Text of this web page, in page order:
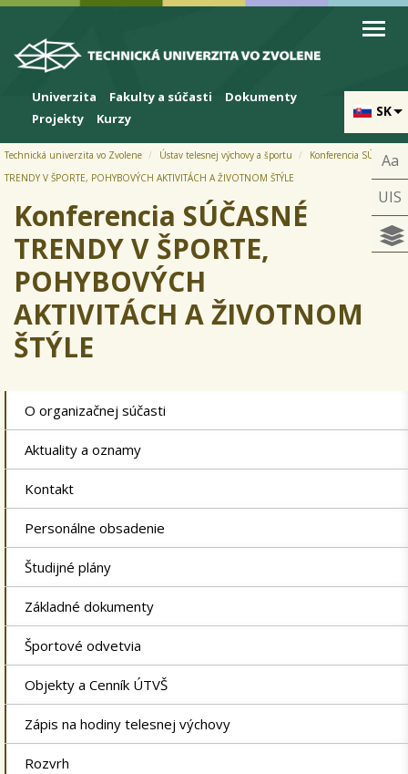
Skip to cookies
Skip to navigation
Skočiť na hlavný obsah
SK
Univerzita Fakulty a súčasti
Dokumenty
Projekty
Kurzy
Aa
UIS
Technická univerzita vo Zvolene Ústav telesnej výchovy a športu
Konferencia SÚČASNÉ
TRENDY V ŠPORTE, POHYBOVÝCH AKTIVITÁCH A ŽIVOTNOM ŠTÝLE
Konferencia SÚČASNÉ
TRENDY V ŠPORTE,
POHYBOVÝCH
AKTIVITÁCH A ŽIVOTNOM
ŠTÝLE
O organizačnej súčasti
Aktuality a oznamy
Kontakt
Personálne obsadenie
Študijné plány
Základné dokumenty
Športové odvetvia
Objekty a Cenník ÚTVŠ
Zápis na hodiny telesnej výchovy
Rozvrh